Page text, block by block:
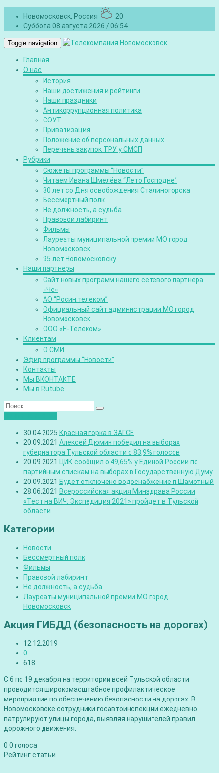
Новомосковск, Россия
20
Суббота 08 августа 2026 / 06:54
Toggle navigation
Главная
О нас
История
Наши достижения и рейтинги
Наши праздники
Антикоррупционная политика
СОУТ
Приватизация
Положение об персональных данных
Перечень закупок ТРУ у СМСП
Рубрики
Сюжеты программы “Новости”
Читаем Ивана Шмелёва “Лето Господне”
80 лет со Дня освобождения Сталиногорска
Бессмертный полк
Не должность, а судьба
Правовой лабиринт
Фильмы
Лауреаты муниципальной премии МО город
Новомосковск
95 лет Новомосковску
Наши партнеры
Сайт новых программ нашего сетевого партнера
«Че»
АО “Росин.телеком”
Официальный сайт администрации МО город
Новомосковск
ООО «Н-Телеком»
Клиентам
О СМИ
Эфир программы “Новости”
Контакты
Мы ВКОНТАКТЕ
Мы в Rutube
30.04.2025 Красная горка в ЗАГСЕ
20.09.2021 Алексей Дюмин победил на выборах
губернатора Тульской области с 83,9% голосов
20.09.2021 ЦИК сообщил о 49,65% у Единой России по
партийным спискам на выборах в Государственную Думу
20.09.2021 Будет отключено водоснабжение п.Шамотный
28.06.2021 Всероссийская акция Минздрава России
«Тест на ВИЧ: Экспедиция 2021» пройдет в Тульской
области
Категории
Новости
Бессмертный полк
Фильмы
Правовой лабиринт
Не должность, а судьба
Лауреаты муниципальной премии МО город
Новомосковск
Акция ГИБДД (безопасность на дорогах)
12.12.2019
0
618
С 6 по 19 декабря на территории всей Тульской области
проводится широкомасштабное профилактическое
мероприятие по обеспечению безопасности на дорогах. В
Новомосковске сотрудники госавтоинспекции ежедневно
патрулируют улицы города, выявляя нарушителей правил
дорожного движения.
0 0 голоса
Рейтинг статьи